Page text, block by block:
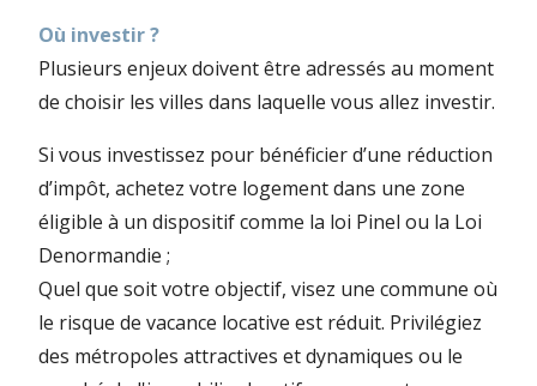
Où investir ?
Plusieurs enjeux doivent être adressés au moment
de choisir les villes dans laquelle vous allez investir.
Si vous investissez pour bénéficier d’une réduction
d’impôt, achetez votre logement dans une zone
éligible à un dispositif comme la loi Pinel ou la Loi
Denormandie ;
Quel que soit votre objectif, visez une commune où
le risque de vacance locative est réduit. Privilégiez
des métropoles attractives et dynamiques ou le